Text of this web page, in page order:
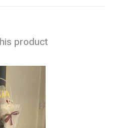
product